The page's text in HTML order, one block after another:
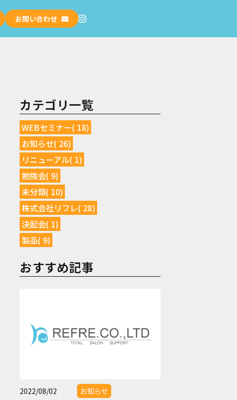
お問い合わせ
カテゴリ一覧
WEBセミナー( 18)
お知らせ( 26)
リニューアル( 1)
勉強会( 9)
未分類( 10)
株式会社リフレ( 28)
決起会( 1)
製品( 9)
おすすめ記事
2022/08/02 お知らせ